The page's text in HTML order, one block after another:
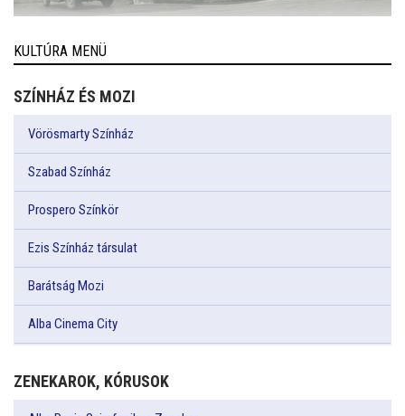
KULTÚRA MENÜ
SZÍNHÁZ ÉS MOZI
Vörösmarty Színház
Szabad Színház
Prospero Színkör
Ezis Színház társulat
Barátság Mozi
Alba Cinema City
ZENEKAROK, KÓRUSOK